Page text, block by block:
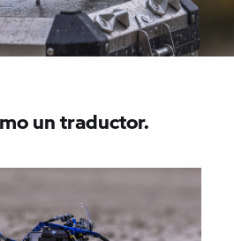
un traductor.